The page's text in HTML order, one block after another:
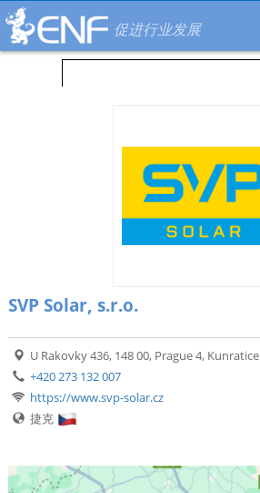
促进行业发展
SVP Solar, s.r.o.
U Rakovky 436, 148 00, Prague 4, Kunratice
+420 273 132 007
https://www.svp-solar.cz
捷克